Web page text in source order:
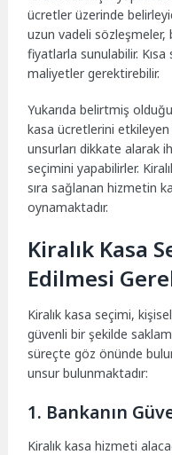
ücretler üzerinde
uzun vadeli sözleşmeler,
fiyatlarla sunulabilir.
maliyetler gerektirebilir.
Yukarıda belirtmiş
kasa ücretlerini etkileyen
unsurları dikkate alarak
seçimini yapabilirler.
sıra sağlanan hizmetin
oynamaktadır.
Kiralık Kasa
Edilmesi
Kiralık kasa seçimi,
güvenli bir şekilde
süreçte göz önünde
unsur bulunmaktadır:
1. Bankanın
Kiralık kasa hizmeti